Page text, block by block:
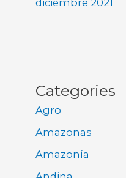
diciembre 2021
Categories
Agro
Amazonas
Amazonía